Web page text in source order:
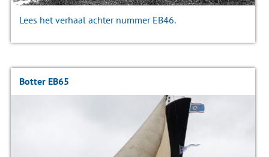
Lees het verhaal achter nummer EB46.
Botter EB65